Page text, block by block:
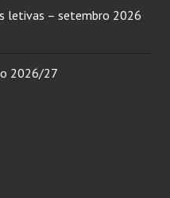
letivas – setembro 2026
2026/27